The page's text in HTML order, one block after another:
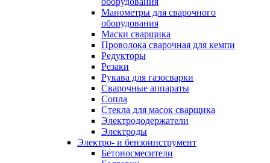
Манометры для сварочного
оборудования
Маски сварщика
Проволока сварочная для кемпи
Редукторы
Резаки
Рукава для газосварки
Сварочные аппараты
Сопла
Стекла для масок сварщика
Электрододержатели
Электроды
Электро- и бензоинструмент
Бетоносмесители